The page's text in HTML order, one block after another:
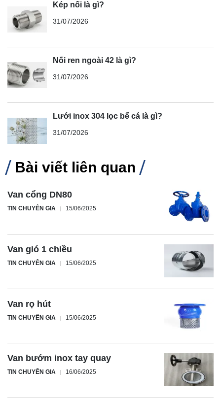
Kép nối là gì?
31/07/2026
Nối ren ngoài 42 là gì?
31/07/2026
Lưới inox 304 lọc bể cá là gì?
31/07/2026
Bài viết liên quan
Van cổng DN80
TIN CHUYÊN GIA 15/06/2025
Van gió 1 chiều
TIN CHUYÊN GIA 15/06/2025
Van rọ hút
TIN CHUYÊN GIA 15/06/2025
Van bướm inox tay quay
TIN CHUYÊN GIA 16/06/2025